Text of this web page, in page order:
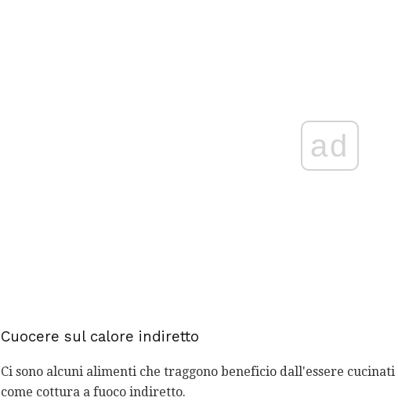
ad
Cuocere sul calore indiretto
Ci sono alcuni alimenti che traggono beneficio dall'essere
come cottura a fuoco indiretto.